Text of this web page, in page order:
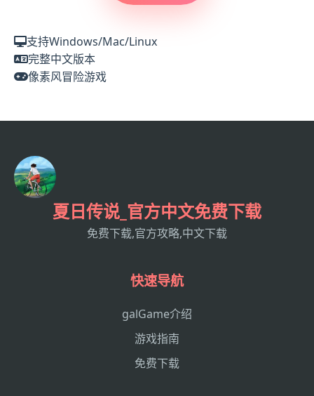
支持Windows/Mac/Linux
完整中文版本
像素风冒险游戏
夏日传说_官方中文免费下载
免费下载,官方攻略,中文下载
快速导航
galGame介绍
游戏指南
免费下载